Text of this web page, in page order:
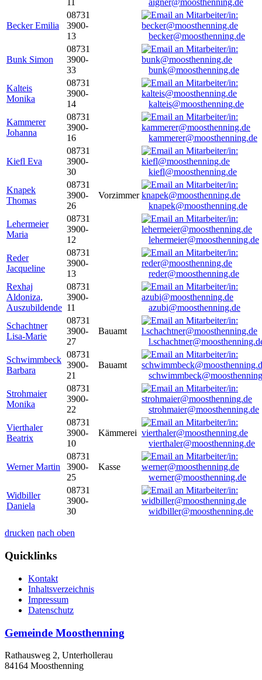
aigner@moosthenning.de
Becker Emilia
08731
3900-
13
becker@moosthenning.de
Bunk Simon
08731
3900-
33
bunk@moosthenning.de
Kalteis
Monika
08731
3900-
14
kalteis@moosthenning.de
Kammerer
Johanna
08731
3900-
16
kammerer@moosthenning.de
Kiefl Eva
08731
3900-
30
kiefl@moosthenning.de
Knapek
Thomas
08731
3900-
26
Vorzimmer
knapek@moosthenning.de
Lehermeier
Maria
08731
3900-
12
lehermeier@moosthenning.de
Reder
Jacqueline
08731
3900-
13
reder@moosthenning.de
Rexhaj
Aldoniza,
Auszubildende
08731
3900-
11
azubi@moosthenning.de
Schachtner
Lisa-Marie
08731
3900-
27
Bauamt
Schwimmbeck
Barbara
08731
3900-
21
Bauamt
Strohmaier
Monika
08731
3900-
22
strohmaier@moosthenning.de
Vierthaler
Beatrix
08731
3900-
10
Kämmerei
vierthaler@moosthenning.de
Werner Martin
08731
3900-
25
Kasse
werner@moosthenning.de
Widbiller
Daniela
08731
3900-
30
widbiller@moosthenning.de
drucken nach oben
Quicklinks
Kontakt
Inhaltsverzeichnis
Impressum
Datenschutz
Gemeinde Moosthenning
Rathausweg 2, Unterhollerau
84164 Moosthenning